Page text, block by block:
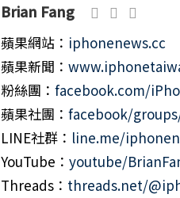
Brian Fang
蘋果網站： iphonenews.cc
蘋果新聞：
粉絲團： facebook.com/
蘋果社團： facebook/
LINE社群： line.me/
YouTube： youtube/
Threads： threads.net/